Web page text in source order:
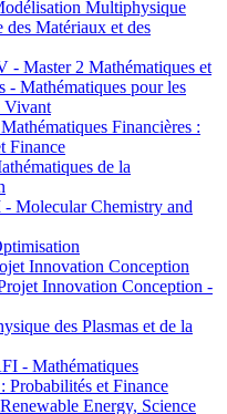
Multiphysique
Matériaux et des
Master 2 Mathématiques et
- Mathématiques pour les
Vivant
Financières :
Finance
de la
Molecular Chemistry and
Innovation Conception
Innovation Conception -
des Plasmas et de la
- Mathématiques
Probabilités et Finance
Energy, Science